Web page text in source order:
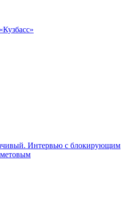
Интервью с блокирующим